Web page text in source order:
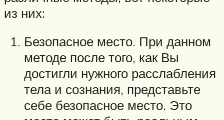
из них:
Безопасное место. При данном
методе после того, как Вы
достигли нужного расслабления
тела и сознания, представьте
себе безопасное место. Это